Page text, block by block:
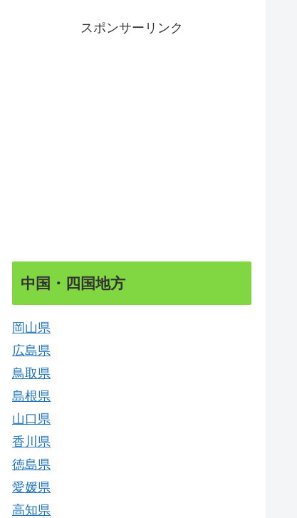
スポンサーリンク
中国・四国地方
岡山県
広島県
鳥取県
島根県
山口県
香川県
徳島県
愛媛県
高知県